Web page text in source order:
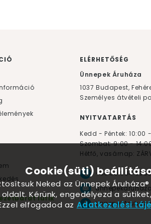
lufik
ELÉRHETŐSÉG
Ünnepek Áruháza
1037 Budapest,
Személyes átvételi
NYITVATARTÁS
Kedd - Péntek: 10:00
Szombat: 9:00 -
Hétfő, vasárnap:
+36 30 984
UnnepekAruhaza
Cookie(süti)
Neked az Ünnepek
Kérünk, engedélyezd a
elfogadod az Adatkezelési